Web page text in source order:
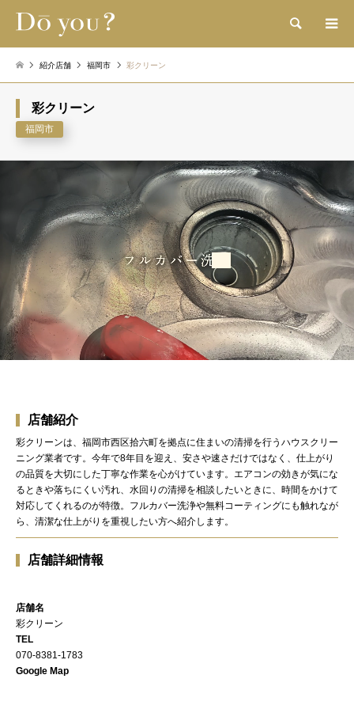
検索
紹介店舗 福岡市 彩クリーン
彩クリーン
福岡市
店舗紹介
彩クリーンは、福岡市西区拾六町を拠点に住まいの清掃を行うハウスクリー
ニング業者です。今年で8年目を迎え、安さや速さだけではなく、仕上がり
の品質を大切にした丁寧な作業を心がけています。エアコンの効きが気にな
るときや落ちにくい汚れ、水回りの清掃を相談したいときに、時間をかけて
対応してくれるのが特徴。フルカバー洗浄や無料コーティングにも触れなが
ら、清潔な仕上がりを重視したい方へ紹介します。
店舗詳細情報
店舗名
彩クリーン
TEL
070-8381-1783
Google Map